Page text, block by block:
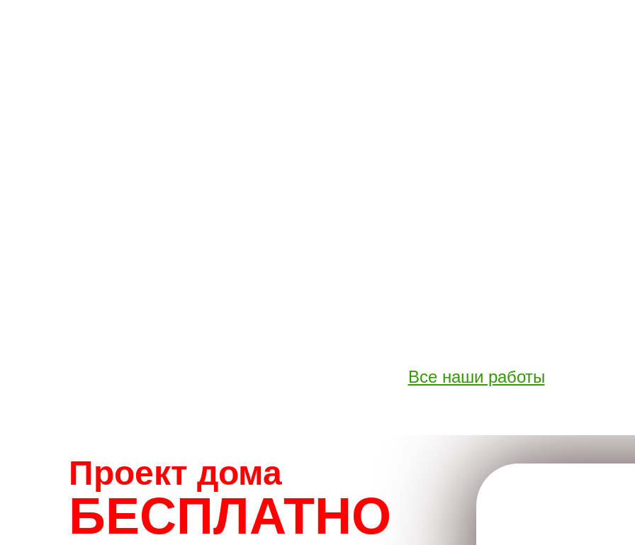
Все наши работы
Проект дома
БЕСПЛАТНО